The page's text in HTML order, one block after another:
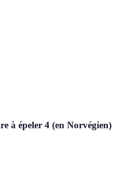
à épeler 4 (en Norvégien)